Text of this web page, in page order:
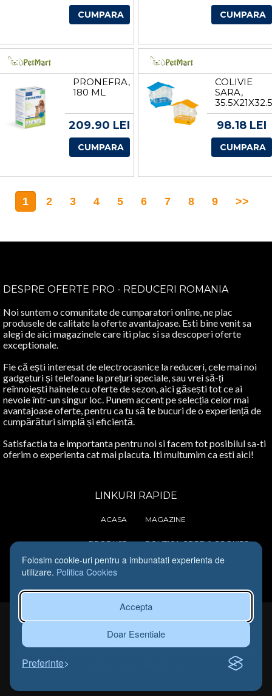
Folosim cookie-uri pentru a imbunatati experienta de
utilizare. Politica Cookies
Accepta
Doar Esentiale
Preferinte
CUMPARA CUMPARA
PRONEFRA,
180 ML
209.90 LEI
CUMPARA
COLIVIE
SARA,
35.5X21X32.5
CM,
10680010
98.18 LEI
CUMPARA
1 2 3 4 5 6 7 8 9 >>
DESPRE OFERTE PRO - REDUCERI ROMANIA
Noi suntem o comunitate de cumparatori online, ne plac
produsele de calitate la oferte avantajoase. Esti bine venit sa
alegi de aici magazinele care iti plac si sa descoperi oferte
exceptionale.
Fie că ești interesat de electrocasnice la reduceri, cele mai noi
gadgeturi și telefoane la prețuri speciale, sau vrei să-ți
reînnoiești hainele cu oferte de sezon, aici găsești tot ce ai
nevoie într-un singur loc. Punem accent pe selecția celor mai
avantajoase oferte, pentru ca tu să te bucuri de o experiență de
cumpărături simplă și eficientă.
Satisfactia ta e importanta pentru noi si facem tot posibilul sa-ti
oferim o experienta cat mai placuta. Iti multumim ca esti aici!
LINKURI RAPIDE
ACASA
PRODUSE
CONTACT
MAGAZINE
POLITICA GDRP & COOKIES
TERMENI SI CONDITII
COPYRIGHTS © REDUCERI-ROMANIA.COM. TOATE DREPTURILE
PLATFORMĂ INDEPENDENTĂ DE COMPARARE A PRETURILOR